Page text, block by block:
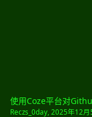
使用Coze平台对
Reczs_0day, 2025年12月